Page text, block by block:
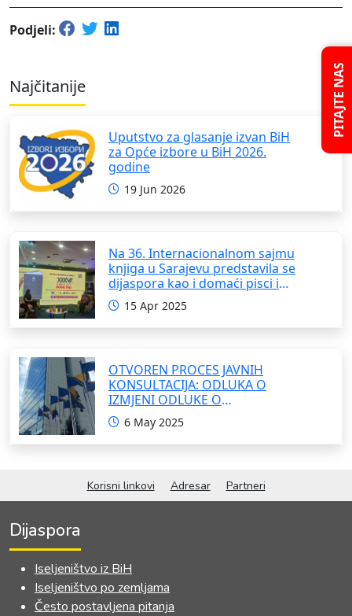
PITAJTE NAS
Podjeli:
Najčitanije
Uputstvo za glasanje izvan BiH
za Opće izbore u BiH 2026.
godine
19 Jun 2026
Na 36. Internacionalnom sajmu
knjiga u Sarajevu predstavila se
dijaspora kao i domaći pisci i
umjetnici
15 Apr 2025
OTVOREN PROCES JAVNIH
KONSULTACIJA: ODLUKA O
IZMJENI ODLUKE O
FORMIRANJU INTERRESORNE
RADNE GRUPE ZA IZRADU
OKVIRNOG ZAKONA O
HERCEGOVINE
6 May 2025
Korisni linkovi Adresar Partneri
Dijaspora
Iseljeništvo iz BiH
Iseljeništvo po zemljama
Često postavljena pitanja